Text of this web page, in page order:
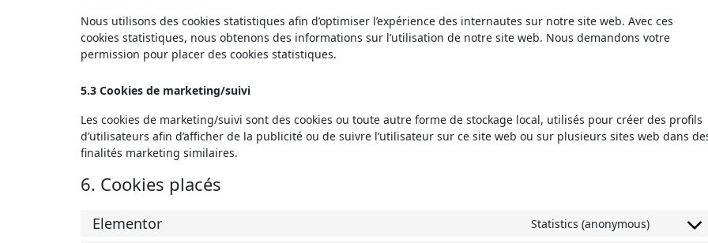
Nous utilisons des cookies statistiques afin d’optimiser l’expérience des internautes sur notre site web. Avec ces
cookies statistiques, nous obtenons des informations sur l’utilisation de notre site web. Nous demandons votre
permission pour placer des cookies statistiques.
5.3 Cookies de marketing/suivi
Les cookies de marketing/suivi sont des cookies ou toute autre forme de stockage local, utilisés pour créer des profils
d’utilisateurs afin d’afficher de la publicité ou de suivre l’utilisateur sur ce site web ou sur plusieurs sites web dans
finalités marketing similaires.
6. Cookies placés
Elementor Statistics (anonymous)